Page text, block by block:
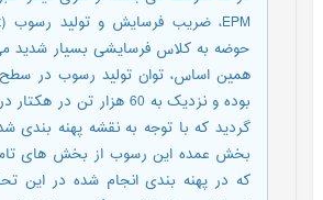
حوضه به کلاس فرسایشی بسیار شدید
همین اساس، توان تولید رسوب در
بوده و نزدیک به 60 هزار تن در
گردید که با توجه به نقشه پهنه بندی
بخش عمده این رسوب از بخش های
که در پهنه بندی انجام شده در این